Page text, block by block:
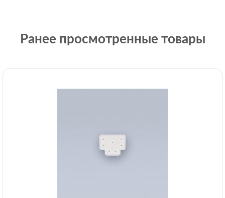
Ранее просмотренные товары